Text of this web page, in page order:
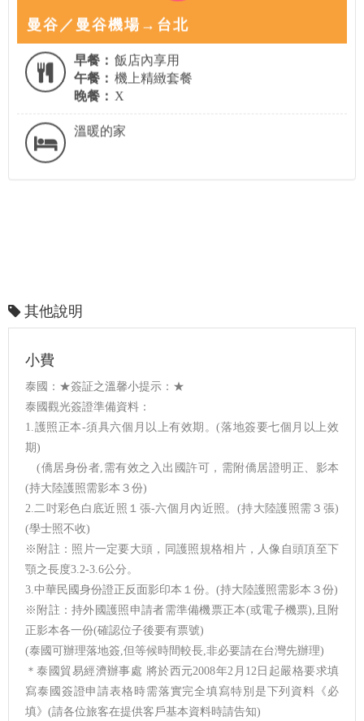
曼谷／曼谷機場→台北
早餐： 飯店內享用
午餐： 機上精緻套餐
晚餐： X
溫暖的家
其他說明
小費
泰國：★簽証之溫馨小提示：★
泰國觀光簽證準備資料：
1.護照正本-須具六個月以上有效期。(落地簽要七個月以上效
期)
(僑居身份者,需有效之入出國許可，需附僑居證明正、影本
(持大陸護照需影本３份)
2.二吋彩色白底近照１張-六個月內近照。(持大陸護照需３張)
(學士照不收)
※附註：照片一定要大頭，同護照規格相片，人像自頭頂至下
顎之長度3.2-3.6公分。
3.中華民國身份證正反面影印本１份。(持大陸護照需影本３份)
※附註：持外國護照申請者需準備機票正本(或電子機票),且附
正影本各一份(確認位子後要有票號)
(泰國可辦理落地簽,但等候時間較長,非必要請在台灣先辦理)
＊泰國貿易經濟辦事處 將於西元2008年2月12日起嚴格要求填
寫泰國簽證申請表格時需落實完全填寫特別是下列資料《必
填》(請各位旅客在提供客戶基本資料時請告知)